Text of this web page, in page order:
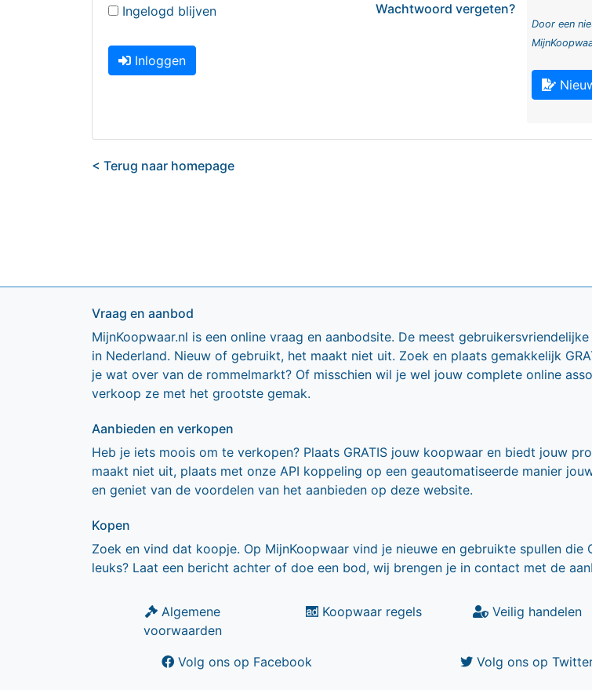
Wachtwoord vergeten?
Ingelogd blijven
Inloggen
Door een
< Terug naar homepage
Vraag en aanbod
MijnKoopwaar.nl is een online vraag en aanbodsite. De meest
in Nederland. Nieuw of gebruikt, het maakt niet uit. Zoek en plaats gemakkelijk
je wat over van de rommelmarkt? Of misschien wil je wel jouw complete online
verkoop ze met het grootste gemak.
Aanbieden en verkopen
Heb je iets moois om te verkopen? Plaats GRATIS jouw koopwaar en biedt jouw
maakt niet uit, plaats met onze API koppeling op een geautomatiseerde manier
en geniet van de voordelen van het aanbieden op deze website.
Kopen
Zoek en vind dat koopje. Op MijnKoopwaar vind je nieuwe en gebruikte spullen
leuks? Laat een bericht achter of doe een bod, wij brengen je in contact met de
Algemene
voorwaarden
Koopwaar regels Veilig handelen
Volg ons op Facebook Volg ons op